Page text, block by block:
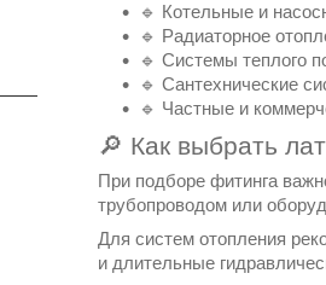
🔹 Котельные и
🔹 Радиаторное
🔹 Системы теплого
🔹 Сантехнические
🔹 Частные и
🔎 Как выбрать
При подборе фитинга
трубопроводом или
Для систем отопления
и длительные